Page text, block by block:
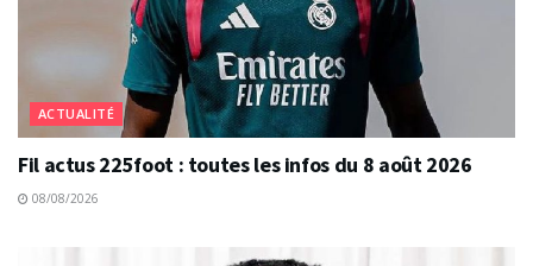
ACTUALITÉ
Fil actus 225foot : toutes les infos du 8 août 2026
08/08/2026